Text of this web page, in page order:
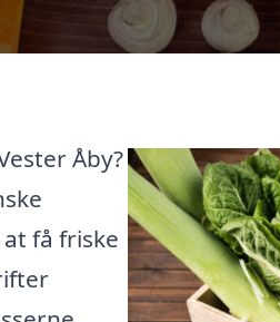
Åby?
få friske